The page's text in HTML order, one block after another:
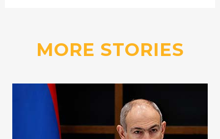
MORE STORIES